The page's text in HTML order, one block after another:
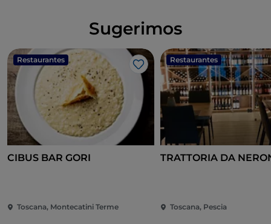
Sugerimos
Restaurantes
Gosto
CIBUS BAR GORI
Toscana, Montecatini Terme
Restaurantes
TRATTORIA DA
Toscana, Pescia